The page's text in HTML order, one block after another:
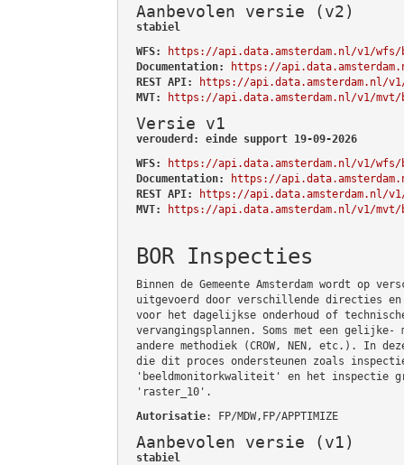
Aanbevolen versie (v2)
stabiel
WFS:
https://api.data.amsterdam.nl/v1/wfs/
Documentation:
https://
REST API:
https://api.data.amsterdam.nl/v1/
MVT:
https://api.data.amsterdam.nl/v1/mvt/
Versie v1
verouderd: einde support 19-09-2026
WFS:
https://api.data.amsterdam.nl/v1/wfs/
Documentation:
https://
REST API:
https://api.data.amsterdam.nl/v1/
MVT:
https://api.data.amsterdam.nl/v1/mvt/
BOR Inspecties
Binnen de Gemeente Amsterdam wordt op
uitgevoerd door verschillende directies
voor het dagelijkse onderhoud of
vervangingsplannen. Soms met een gelijke-
andere methodiek (CROW, NEN, etc.). In
die dit proces ondersteunen zoals
'beeldmonitorkwaliteit' en het inspectie
'raster_10'.
Autorisatie: FP/MDW,FP/APPTIMIZE
Aanbevolen versie (v1)
stabiel